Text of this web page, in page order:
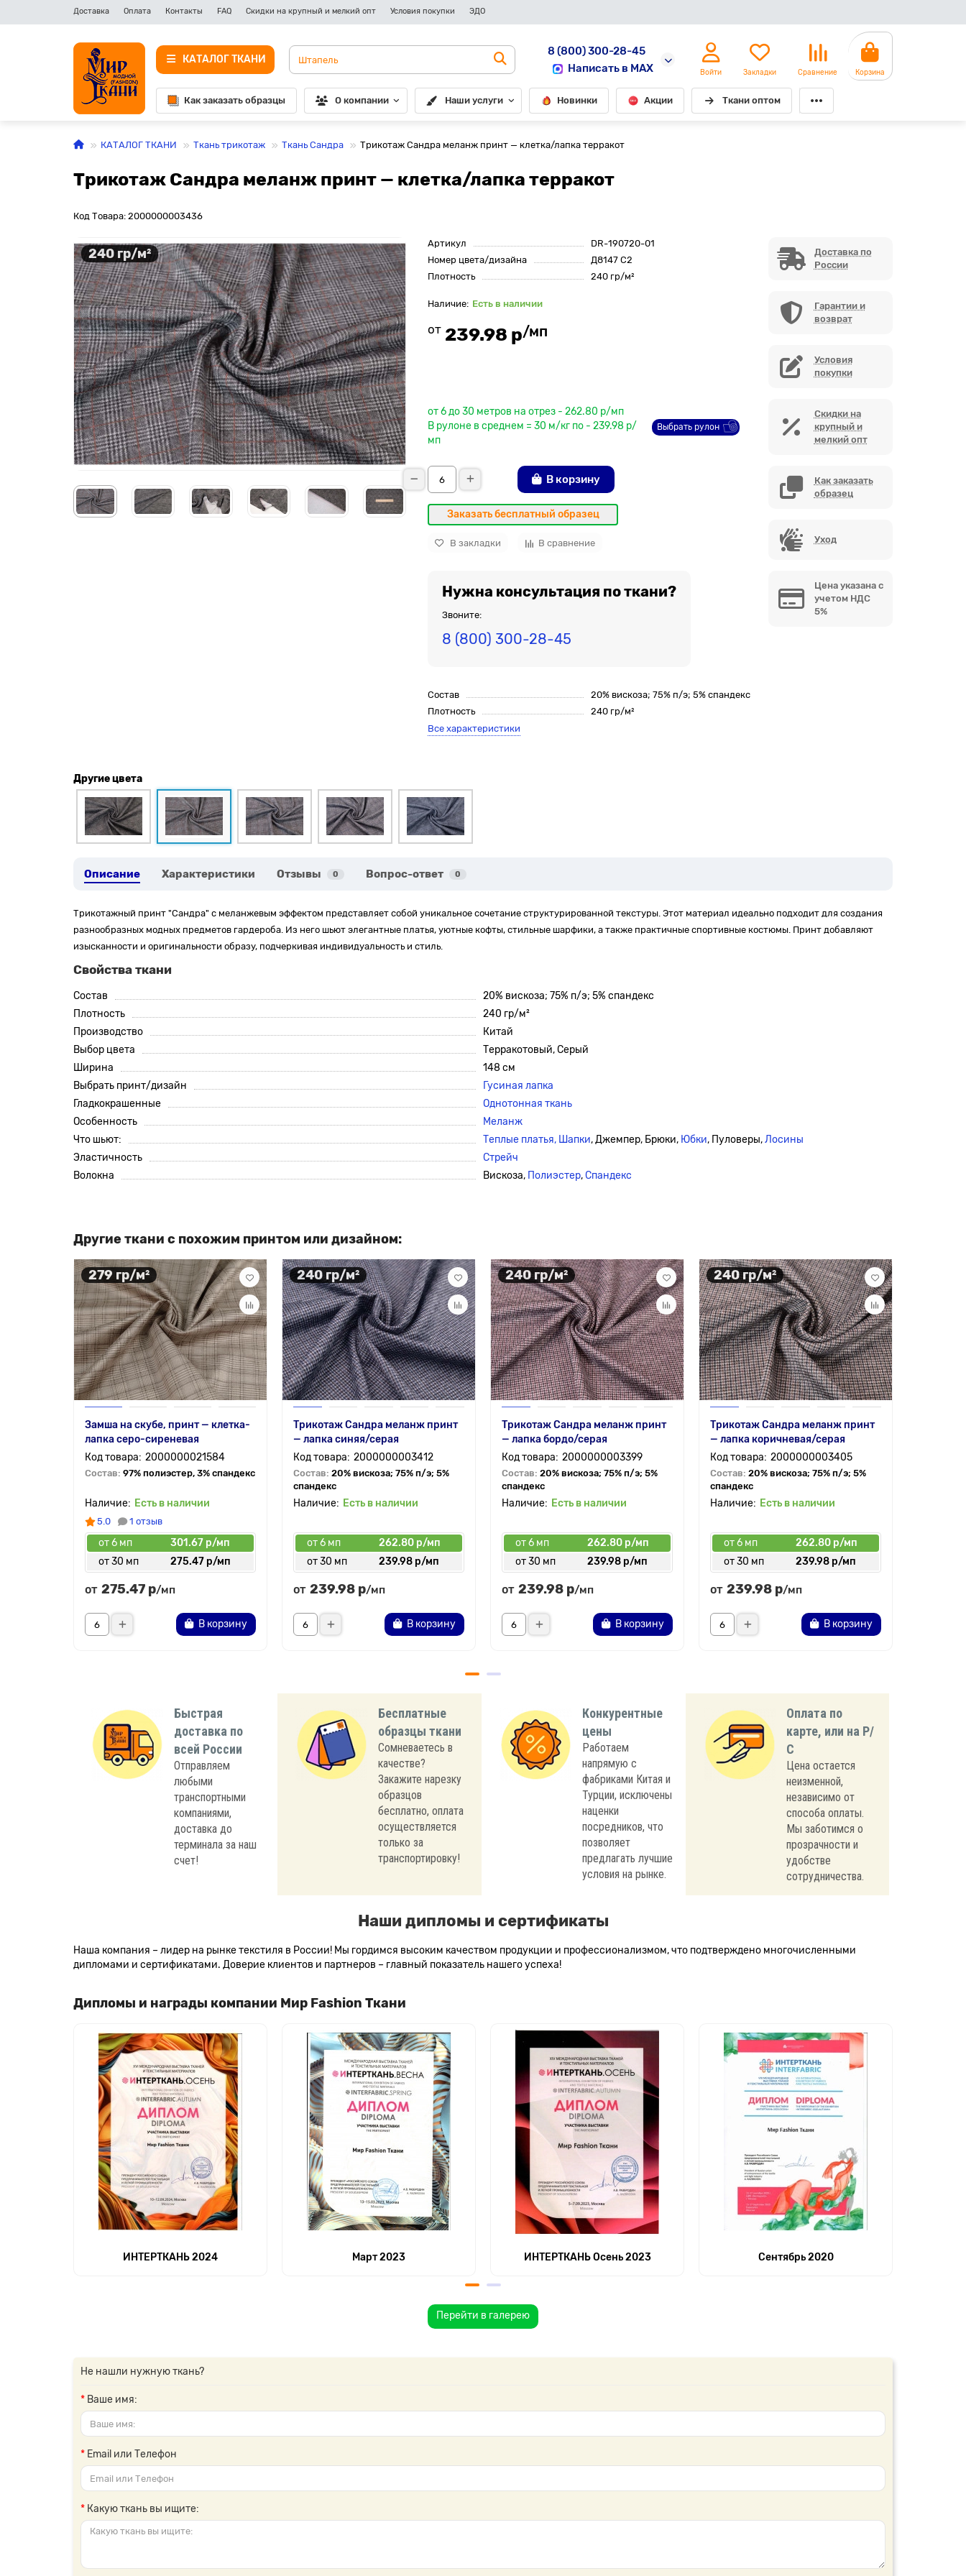
Доставка Оплата Контакты FAQ Скидки на крупный и мелкий опт Условия покупки ЭДО
КАТАЛОГ ТКАНИ
8 (800) 300-28-45
Написать в MAX
Войти Закладки Сравнение Корзина
Как заказать образцы О компании Наши услуги Новинки Акции Ткани оптом
КАТАЛОГ ТКАНИ Ткань трикотаж Ткань Сандра Трикотаж Сандра меланж принт — клетка/лапка терракот
Трикотаж Сандра меланж принт — клетка/лапка терракот
Код Товара: 2000000003436
240 гр/м²
Артикул
DR-190720-01
Номер цвета/дизайна
Д8147 С2
Плотность
240 гр/м²
Есть в наличии
от 239.98 р/мп
от 6 до 30 метров на отрез - 262.80 р/мп
В рулоне в среднем = 30 м/кг по - 239.98 р/
мп
Выбрать рулон
В корзину
Заказать бесплатный образец
В закладки В сравнение
Нужна консультация по ткани?
Звоните:
8 (800) 300-28-45
Состав
20% вискоза; 75% п/э; 5% спандекс
Плотность
240 гр/м²
Все характеристики
Доставка по
России
Гарантии и
возврат
Условия
покупки
Скидки на
крупный и
мелкий опт
Как заказать
образец
Уход
Цена указана с
учетом НДС
5%
Другие цвета
Описание Характеристики Отзывы 0 Вопрос-ответ 0
Трикотажный принт "Сандра" с меланжевым эффектом представляет собой уникальное сочетание структурированной текстуры. Этот материал идеально подходит для создания
разнообразных модных предметов гардероба. Из него шьют элегантные платья, уютные кофты, стильные шарфики, а также практичные спортивные костюмы. Принт добавляют
изысканности и оригинальности образу, подчеркивая индивидуальность и стиль.
Свойства ткани
Состав
20% вискоза; 75% п/э; 5% спандекс
Плотность
240 гр/м²
Производство
Китай
Выбор цвета
Терракотовый, Серый
Ширина
148 см
Выбрать принт/дизайн
Гусиная лапка
Гладкокрашенные
Однотонная ткань
Особенность
Меланж
Что шьют:
Теплые платья, Шапки, Джемпер, Брюки, Юбки, Пуловеры,Лосины
Эластичность
Стрейч
Волокна
Вискоза, Полиэстер,Спандекс
Другие ткани с похожим принтом или дизайном:
279 гр/м²
Замша на скубе, принт — клетка-
лапка серо-сиреневая
2000000021584
Состав: 97% полиэстер, 3% спандекс
Есть в наличии
5.0 1 отзыв
от 6 мп
301.67 р/мп
от 30 мп
275.47 р/мп
от 275.47 р/мп
В корзину
240 гр/м²
Трикотаж Сандра меланж принт
— лапка синяя/серая
2000000003412
Состав: 20% вискоза; 75% п/э; 5%
спандекс
Есть в наличии
от 6 мп
262.80 р/мп
от 30 мп
239.98 р/мп
от 239.98 р/мп
В корзину
240 гр/м²
Трикотаж Сандра меланж принт
— лапка бордо/серая
2000000003399
Состав: 20% вискоза; 75% п/э; 5%
спандекс
Есть в наличии
от 6 мп
262.80 р/мп
от 30 мп
239.98 р/мп
от 239.98 р/мп
В корзину
240 гр/м²
Трикотаж Сандра меланж принт
— лапка коричневая/серая
2000000003405
Состав: 20% вискоза; 75% п/э; 5%
спандекс
Есть в наличии
от 6 мп
262.80 р/мп
от 30 мп
239.98 р/мп
от 239.98 р/мп
В корзину
Быстрая
доставка по
всей России
Отправляем
любыми
транспортными
компаниями,
доставка до
терминала за наш
счет!
Бесплатные
образцы ткани
Сомневаетесь в
качестве?
Закажите нарезку
образцов
бесплатно, оплата
осуществляется
только за
транспортировку!
Конкурентные
цены
Работаем
напрямую с
фабриками Китая и
Турции, исключены
наценки
посредников, что
позволяет
предлагать лучшие
условия на рынке.
Оплата по
карте, или на Р/
С
Цена остается
неизменной,
независимо от
способа оплаты.
Мы заботимся о
прозрачности и
удобстве
сотрудничества.
Наши дипломы и сертификаты
Наша компания – лидер на рынке текстиля в России! Мы гордимся высоким качеством продукции и профессионализмом, что подтверждено многочисленными
дипломами и сертификатами. Доверие клиентов и партнеров – главный показатель нашего успеха!
Дипломы и награды компании Мир Fashion Ткани
ИНТЕРТКАНЬ 2024 Март 2023 ИНТЕРТКАНЬ Осень 2023 Сентябрь 2020
Перейти в галерею
Не нашли нужную ткань?
Ваше имя:
Email или Телефон
Какую ткань вы ищите: